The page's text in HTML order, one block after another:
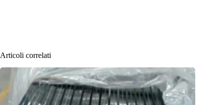
Articoli correlati